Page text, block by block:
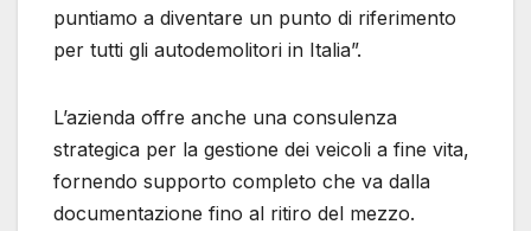
puntiamo a diventare un punto di riferimento
per tutti gli autodemolitori in Italia”.
L’azienda offre anche una consulenza
strategica per la gestione dei veicoli a fine vita,
fornendo supporto completo che va dalla
documentazione fino al ritiro del mezzo.